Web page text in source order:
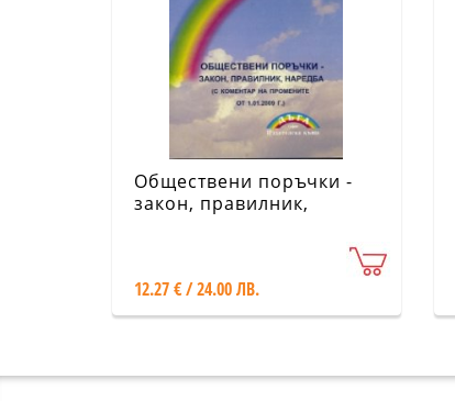
Обществени поръчки -
закон, правилник,
промените от 1.01.2009 г.
12.27 € / 24.00 ЛВ.